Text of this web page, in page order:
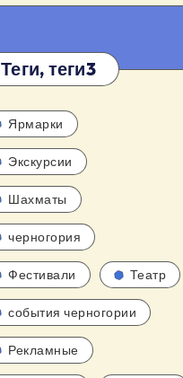
Теги, теги3
Ярмарки
Экскурсии
Шахматы
черногория
Фестивали Театр
события черногории
Рекламные